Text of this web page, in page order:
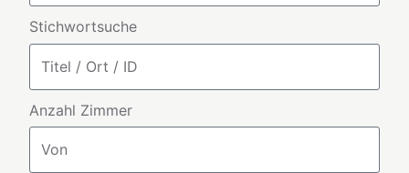
Stichwortsuche
Anzahl Zimmer